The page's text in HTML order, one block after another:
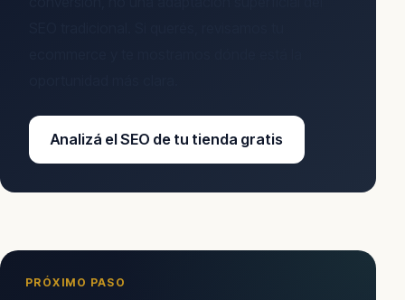
Analizá el SEO de tu tienda gratis
PRÓXIMO PASO